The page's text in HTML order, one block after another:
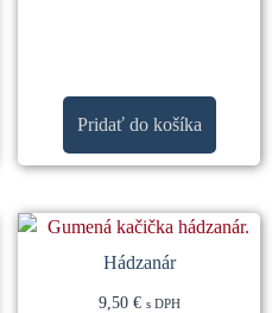
Pridať do košíka
Hádzanár
9,50 € s DPH